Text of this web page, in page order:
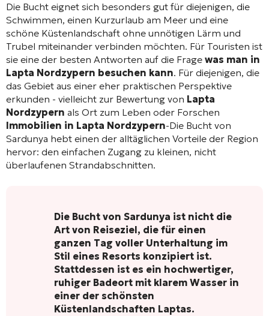
Die Bucht eignet sich besonders gut für diejenigen, die
Schwimmen, einen Kurzurlaub am Meer und eine
schöne Küstenlandschaft ohne unnötigen Lärm und
Trubel miteinander verbinden möchten. Für Touristen ist
sie eine der besten Antworten auf die Frage was man in
Lapta Nordzypern besuchen kann. Für diejenigen, die
das Gebiet aus einer eher praktischen Perspektive
erkunden - vielleicht zur Bewertung von Lapta
Nordzypern als Ort zum Leben oder Forschen
Immobilien in Lapta Nordzypern-Die Bucht von
Sardunya hebt einen der alltäglichen Vorteile der Region
hervor: den einfachen Zugang zu kleinen, nicht
überlaufenen Strandabschnitten.
Die Bucht von Sardunya ist nicht die
Art von Reiseziel, die für einen
ganzen Tag voller Unterhaltung im
Stil eines Resorts konzipiert ist.
Stattdessen ist es ein hochwertiger,
ruhiger Badeort mit klarem Wasser in
einer der schönsten
Küstenlandschaften Laptas.